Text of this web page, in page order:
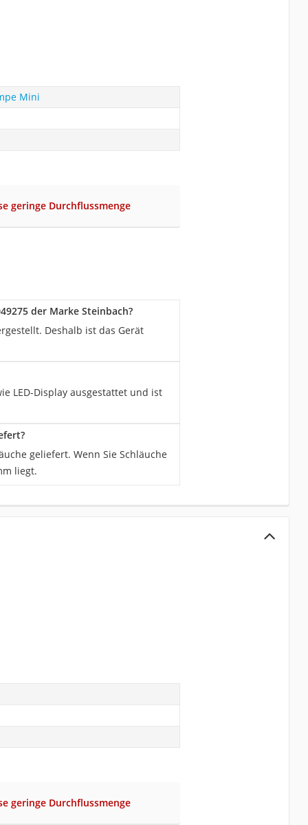
Mini
geringe Durchflussmenge
der Marke Steinbach?
Deshalb ist das Gerät
LED-Display ausgestattet und ist
geliefert. Wenn Sie Schläuche
liegt.
geringe Durchflussmenge